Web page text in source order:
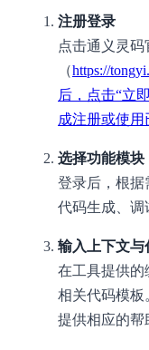
注册登录
点击通义灵码
（https://
后，点击“立
成注册或使用
选择功能模块
登录后，根据
代码生成、调
输入上下文与
在工具提供的
相关代码模板
提供相应的帮